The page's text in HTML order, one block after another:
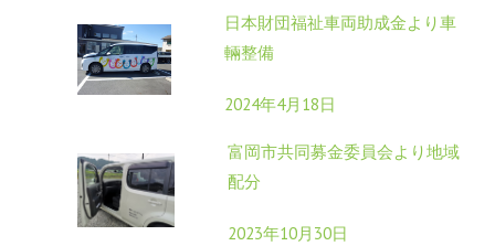
日本財団福祉車両助成金より車
輛整備
2024年4月18日
富岡市共同募金委員会より地域
配分
2023年10月30日